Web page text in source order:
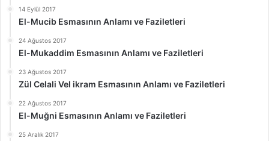
14 Eylül 2017
El-Mucib Esmasının Anlamı ve Faziletleri
24 Ağustos 2017
El-Mukaddim Esmasının Anlamı ve Faziletleri
23 Ağustos 2017
Zül Celali Vel ikram Esmasının Anlamı ve Faziletleri
22 Ağustos 2017
El-Muğni Esmasının Anlamı ve Faziletleri
25 Aralık 2017